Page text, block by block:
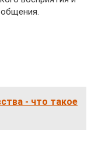
- что такое